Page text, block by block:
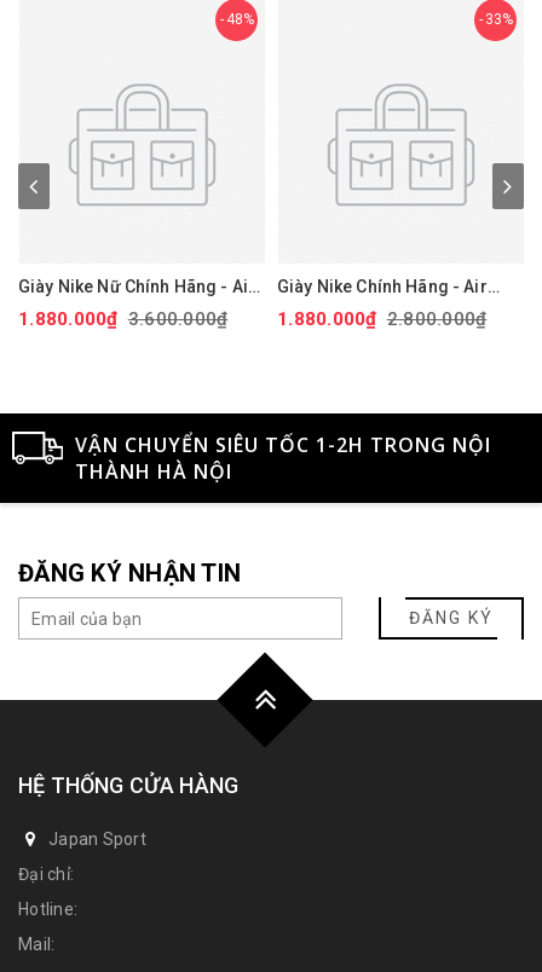
48%
Giày Nike Nữ Chính Hãng - Air
Force 1 '07 Next Nature - Màu
hồng | JapanSport DV3808-
1.880.000₫ 3.600.000₫
33%
Giày Nike Chính Hãng - Air
Force 1 GS 'White Black' -
Đen/trắng/vàng | JapanSport
1.880.000₫ 2.800.000₫
VẬN CHUYỂN SIÊU TỐC 1-2H TRONG NỘI
THÀNH HÀ NỘI
ĐĂNG KÝ NHẬN TIN
ĐĂNG KÝ
HỆ THỐNG CỬA HÀNG
Japan Sport
Đại chỉ:
Hotline:
Mail: